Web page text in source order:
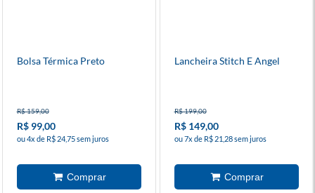
Bolsa Térmica Preto
R$ 159,00
R$ 99,00
ou 4x de R$ 24,75 sem juros
Lancheira Stitch E Angel
R$ 199,00
R$ 149,00
ou 7x de R$ 21,28 sem juros